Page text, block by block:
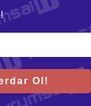
Ol!